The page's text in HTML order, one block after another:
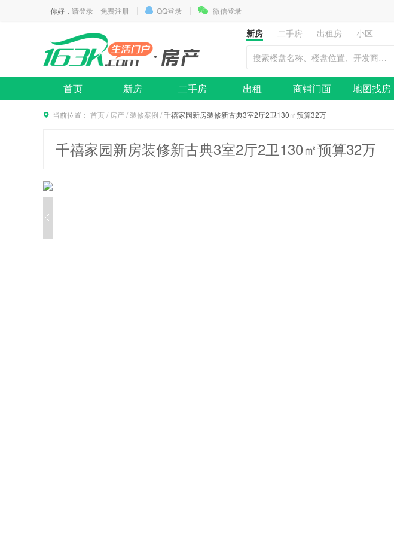
你好， 请登录 免费注册 QQ登录 微信登录
新房 二手房 出租房
小区
首页 新房 二手房 出租 商铺门面 地图找房
当前位置： 首页/ 房产/ 装修案例 /千禧家园新房装修新古典3室2厅2卫130㎡预算32万
千禧家园新房装修新古典3室2厅2卫130㎡预算32万